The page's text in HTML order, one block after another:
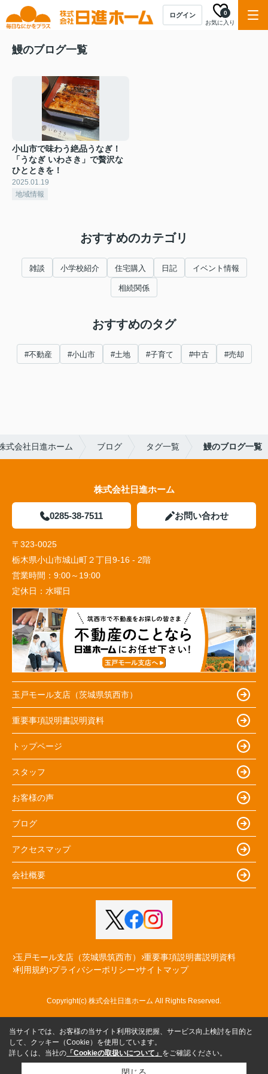
ログイン
お気に入り
0
鰻のブログ一覧
小山市で味わう絶品うなぎ！
「うなぎ いわさき」で贅沢な
ひとときを！
2025.01.19
地域情報
おすすめのカテゴリ
雑談 小学校紹介 住宅購入 日記 イベント情報
相続関係
おすすめのタグ
#不動産 #小山市 #土地 #子育て #中古 #売却
式会社日進ホーム ブログ タグ一覧 鰻のブログ一覧
株式会社日進ホーム
0285-38-7511 お問い合わせ
〒323-0025
栃木県小山市城山町２丁目9-16 - 2階
営業時間： 9:00～19:00
定休日： 水曜日
玉戸モール支店（茨城県筑西市）
重要事項説明書説明資料
トップページ
スタッフ
お客様の声
ブログ
アクセスマップ
会社概要
玉戸モール支店（茨城県筑西市）
重要事項説明書説明資料
利用規約 プライバシーポリシー サイトマップ
Copyright(c) 株式会社日進ホーム All Rights Reserved.
当サイトでは、お客様の当サイト利用状況把握、サービス向上検討を目的と
して、クッキー（Cookie）を使用しています。
詳しくは、当社の 「Cookieの取扱いについて」 をご確認ください。
閉じる